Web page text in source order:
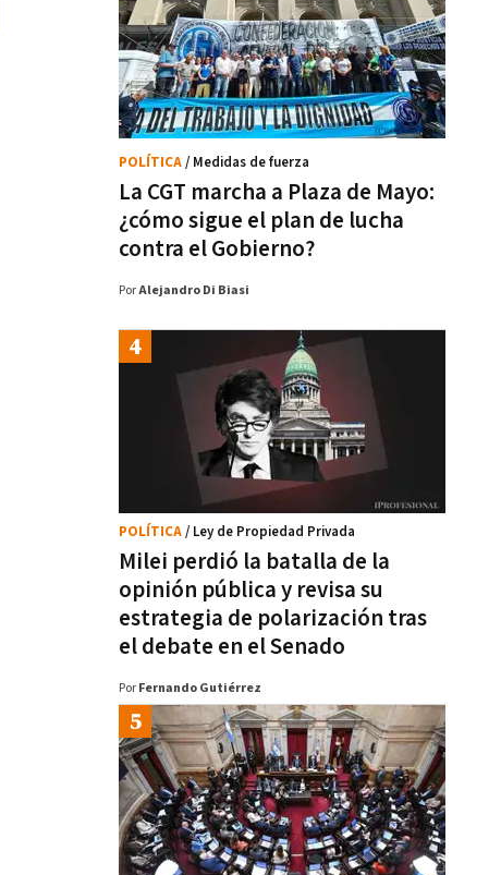
La CGT marcha a Plaza de Mayo:
¿cómo sigue el plan de lucha
contra el Gobierno?
POLÍTICA/ Medidas de fuerza
PorAlejandro Di Biasi
Milei perdió la batalla de la
opinión pública y revisa su
estrategia de polarización tras
el debate en el Senado
POLÍTICA/ Ley de Propiedad Privada
Por Fernando Gutiérrez